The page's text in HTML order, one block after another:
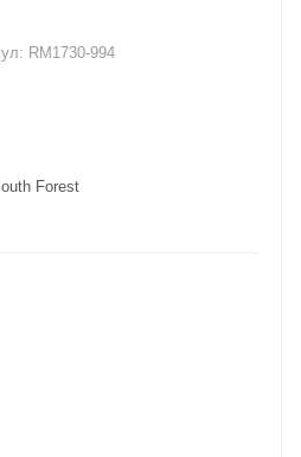
RM1730-994
Forest